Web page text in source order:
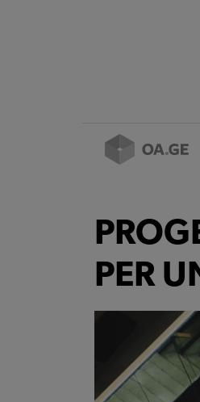
PER